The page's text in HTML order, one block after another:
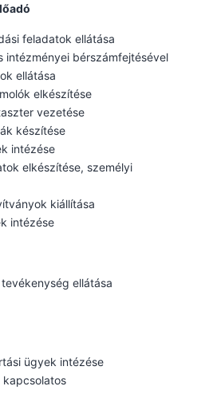
feladatok ellátása
intézményei bérszámfejtésével
ellátása
elkészítése
vezetése
készítése
intézése
elkészítése, személyi
kiállítása
intézése
ellátása
ügyek intézése
kapcsolatos